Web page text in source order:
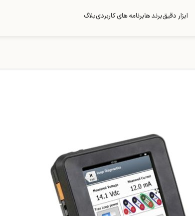
ابزار دقیقبرند هابرنامه های کاربردیبلاگ